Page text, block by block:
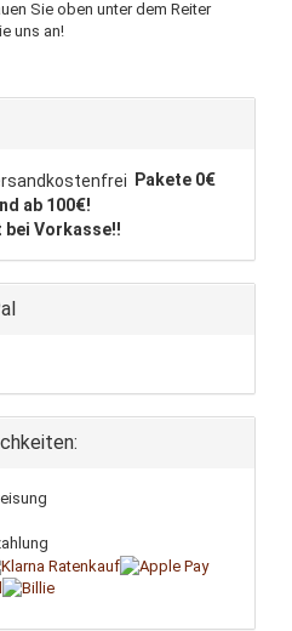
Sie oben unter dem Reiter
uns an!
Pakete 0€
ab 100€!
bei Vorkasse!!